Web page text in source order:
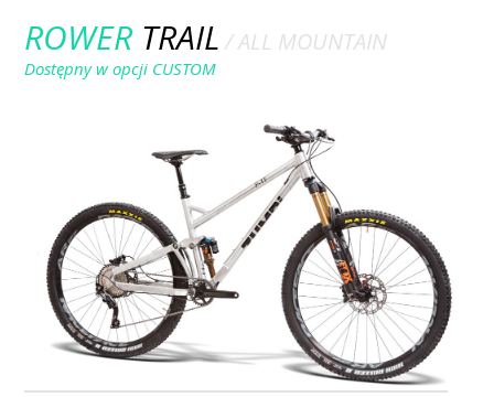
ROWER TRAIL / ALL MOUNTAIN
Dostępny w opcji CUSTOM
/ 29 / FOX